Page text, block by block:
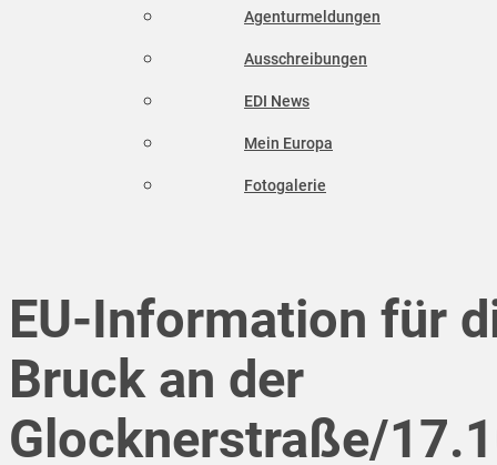
Agenturmeldungen
Ausschreibungen
EDI News
Mein Europa
Fotogalerie
EU-Information für
Bruck an der
Glocknerstraße/